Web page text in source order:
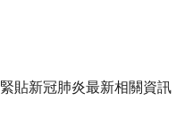
緊貼新冠肺炎最新相關資訊